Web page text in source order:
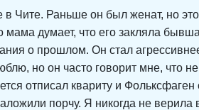
Раньше он был женат, но это
мама думает, что его закляла
о прошлом. Он стал
но он часто говорит мне, что
отписал квариту и
порчу. Я никогда не верила